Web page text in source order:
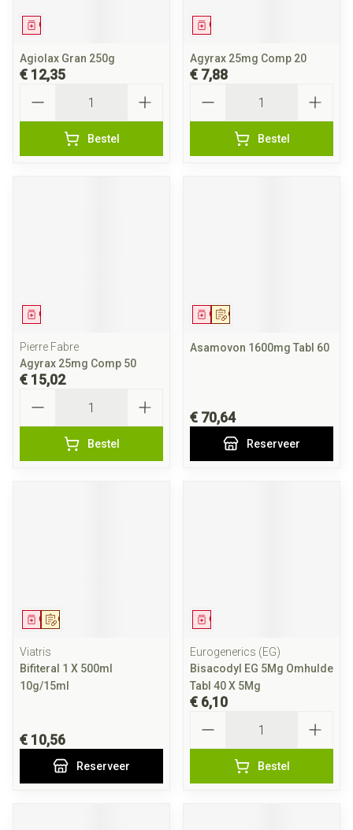
Geneesmiddel
Agiolax Gran 250g
€ 12,35
Bestel
Geneesmiddel
Agyrax 25mg Comp 20
€ 7,88
Bestel
Geneesmiddel
Pierre Fabre
Agyrax 25mg Comp 50
€ 15,02
Bestel
Op voorschrift
Geneesmiddel
Asamovon 1600mg Tabl 60
€ 70,64
Reserveer
Op voorschrift
Geneesmiddel
Viatris
Bifiteral 1 X 500ml
10g/15ml
€ 10,56
Reserveer
Geneesmiddel
Eurogenerics (EG)
Bisacodyl EG 5Mg Omhulde
Tabl 40 X 5Mg
€ 6,10
Bestel